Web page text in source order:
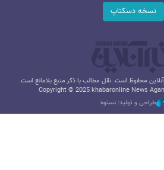
نسخه دسکتاپ
محفوظ است. نقل مطالب با ذکر منبع بلامانع است.
Copyright © 2025 khabaronline News
طراحی و تولید: نستوه